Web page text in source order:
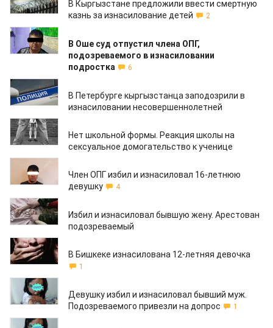
В Кыргызстане предложили ввести смертную
казнь за изнасилование детей
2
13.01.2020
В Оше суд отпустил члена ОПГ,
подозреваемого в изнасиловании
подростка
6
18.12.2019
В Петербурге кыргызстанца заподозрили в
изнасиловании несовершеннолетней
16.10.2019
Нет школьной формы. Реакция школы на
сексуальное домогательство к ученице
14.10.2019
Член ОПГ избил и изнасиловал 16-летнюю
девушку
4
11.10.2019
Избил и изнасиловал бывшую жену. Арестован
подозреваемый
11.10.2019
В Бишкеке изнасилована 12-летняя девочка
1
09.10.2019
Девушку избил и изнасиловал бывший муж.
Подозреваемого привезли на допрос
1
09.10.2019